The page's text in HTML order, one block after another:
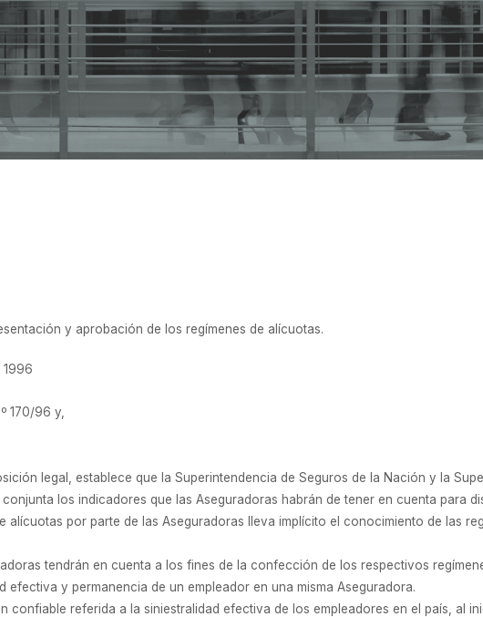
y aprobación de los regímenes de alícuotas.
1996
170/96 y,
legal, establece que la Superintendencia de Seguros de la Nación y la
los indicadores que las Aseguradoras habrán de tener en cuenta para
alícuotas por parte de las Aseguradoras lleva implícito el conocimiento de las
tendrán en cuenta a los fines de la confección de los respectivos
efectiva y permanencia de un empleador en una misma Aseguradora.
confiable referida a la siniestralidad efectiva de los empleadores en el país, al